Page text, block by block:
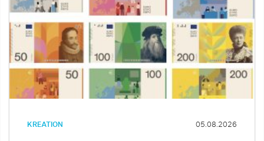
KREATION 05.08.2026